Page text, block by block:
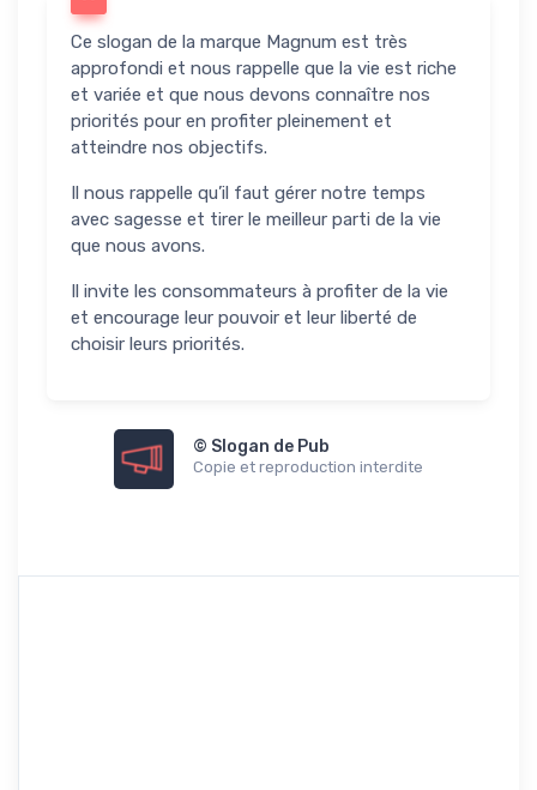
Ce slogan de la marque Magnum est très
approfondi et nous rappelle que la vie est riche
et variée et que nous devons connaître nos
priorités pour en profiter pleinement et
atteindre nos objectifs.
Il nous rappelle qu’il faut gérer notre temps
avec sagesse et tirer le meilleur parti de la vie
que nous avons.
Il invite les consommateurs à profiter de la vie
et encourage leur pouvoir et leur liberté de
choisir leurs priorités.
© Slogan de Pub
Copie et reproduction interdite